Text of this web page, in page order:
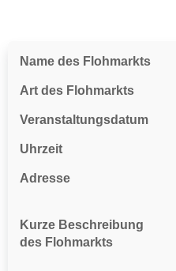
Name des Flohmarkts
Art des Flohmarkts
Veranstaltungsdatum
Uhrzeit
Adresse
Kurze Beschreibung
des Flohmarkts